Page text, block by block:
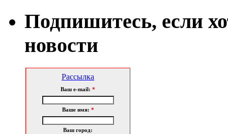
Подпишитесь, если
новости
Рассылка
Ваш e-mail: *
Ваше имя: *
Ваш город: